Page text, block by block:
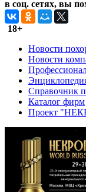
в соц. сетях, вы
18+
Новости
Новости
Справочник
Каталог фирм
Проект